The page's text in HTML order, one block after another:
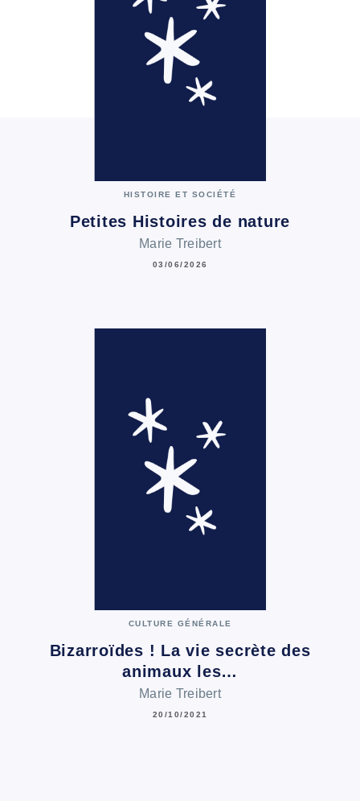
HISTOIRE ET SOCIÉTÉ
Petites Histoires de nature
Marie Treibert
03/06/2026
CULTURE GÉNÉRALE
Bizarroïdes ! La vie secrète des
animaux les…
Marie Treibert
20/10/2021